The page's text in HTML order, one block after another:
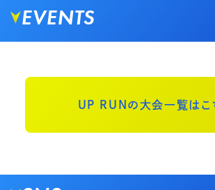
EVENTS
UP RUNの大会一覧はこ